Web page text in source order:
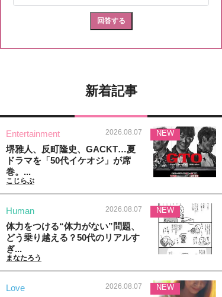
新着記事
Entertainment 2026.08.07
堺雅人、反町隆史、GACKT…夏
ドラマを「50代イケオジ」が席
巻。...
こじらぶ
NEW
Human 2026.08.07
体力をつける“体力がない”問題、
どう乗り越える？50代のリアルす
ぎ...
まなたろう
NEW
Love 2026.08.07 NEW